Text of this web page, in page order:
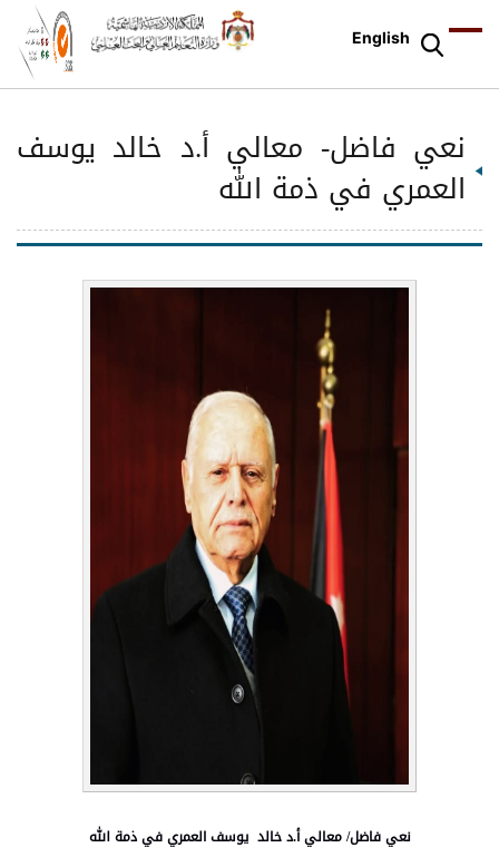
English
نعي فاضل- معالي أ.د خالد يوسف
العمري في ذمة الله
نعي فاضل/ معالي أ.د خالد يوسف العمري في ذمة الله